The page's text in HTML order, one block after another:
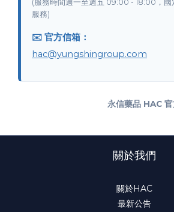
(服務時間週一至週五 09:00 - 18:00，國
服務)
✉️ 官方信箱：
hac@yungshingroup.com
永信藥品 HAC
關於我們
關於HAC
最新公告